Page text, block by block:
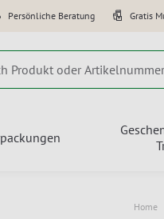
Persönliche Beratung Gratis
Home